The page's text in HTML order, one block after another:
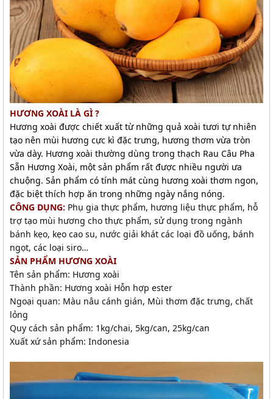
HƯƠNG XOÀI LÀ GÌ ?
Hương xoài được chiết xuất từ những quả xoài tươi tự nhiên
tạo nên mùi hương cực kì đặc trưng, hương thơm vừa tròn
vừa dày. Hương xoài thường dùng trong thạch Rau Câu Pha
Sẵn Hương Xoài, một sản phẩm rất được nhiều người ưa
chuộng. Sản phẩm có tính mát cùng hương xoài thơm ngon,
đặc biệt thích hợp ăn trong những ngày nắng nóng.
CÔNG DỤNG: Phụ gia thực phẩm, hương liệu thực phẩm, hỗ
trợ tạo mùi hương cho thực phẩm, sử dụng trong ngành
bánh kẹo, kẹo cao su, nước giải khát các loại đồ uống, bánh
ngọt, các loại siro…
SẢN PHẨM HƯƠNG XOÀI
Tên sản phẩm: Hương xoài
Thành phần: Hương xoài Hỗn hợp ester
Ngoại quan: Màu nâu cánh gián, Mùi thơm đặc trưng, chất
lỏng
Quy cách sản phẩm: 1kg/chai, 5kg/can, 25kg/can
Xuất xứ sản phẩm: Indonesia